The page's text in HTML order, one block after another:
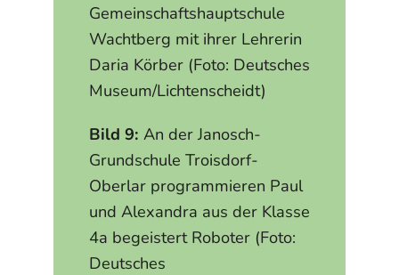
Gemeinschaftshauptschule
Wachtberg mit ihrer Lehrerin
Daria Körber (Foto: Deutsches
Museum/Lichtenscheidt)
Bild 9: An der Janosch-
Grundschule Troisdorf-
Oberlar programmieren Paul
und Alexandra aus der Klasse
4a begeistert Roboter (Foto:
Deutsches